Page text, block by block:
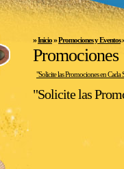
»Inicio»Promociones y Eventos
Promociones
"Solicite las Promociones en Cada
"Solicite las